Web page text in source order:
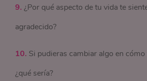
9.¿Por qué aspecto de tu vida te
agradecido?
10. Si pudieras cambiar algo en
¿qué sería?